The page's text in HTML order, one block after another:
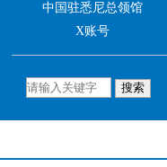
中国驻悉尼总领馆
X账号